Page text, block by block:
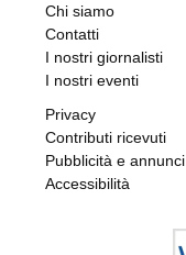
Chi siamo
Contatti
I nostri giornalisti
I nostri eventi
Privacy
Contributi ricevuti
Pubblicità e annunci
Accessibilità